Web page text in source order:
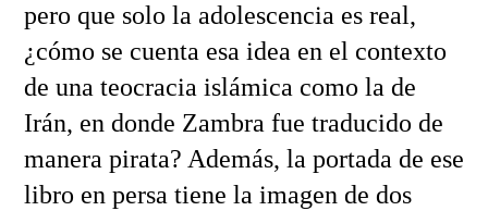
pero que solo la adolescencia es real,
¿cómo se cuenta esa idea en el contexto
de una teocracia islámica como la de
Irán, en donde Zambra fue traducido de
manera pirata? Además, la portada de ese
libro en persa tiene la imagen de dos